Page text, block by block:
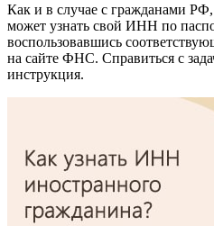
Как и в случае с гражданами
может узнать свой ИНН по
воспользовавшись
на сайте ФНС. Справиться с
инструкция.